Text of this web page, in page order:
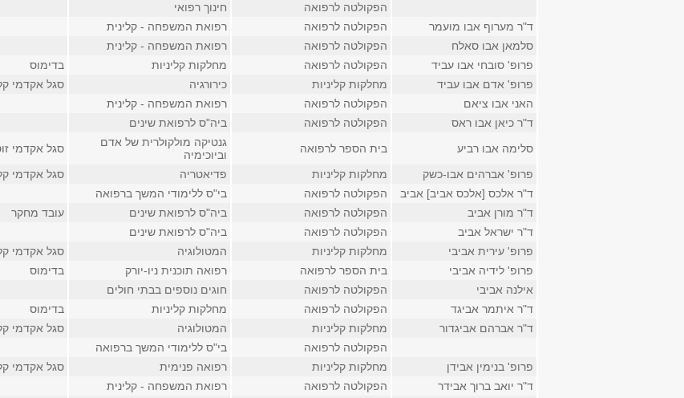
הפקולטה לרפואה
חינוך רפואי
ד"ר מערוף אבו מועמר
הפקולטה לרפואה
רפואת המשפחה - קלינית
סלמאן אבו סאלח
הפקולטה לרפואה
רפואת המשפחה - קלינית
פרופ' סובחי אבו עביד
הפקולטה לרפואה מחלקות קליניות בדימוס
פרופ' אדם אבו עביד
מחלקות קליניות כירורגיה
סגל אקדמי
האני אבו ציאם
הפקולטה לרפואה
רפואת המשפחה - קלינית
ד"ר כיאן אבו ראס
הפקולטה לרפואה
ביה"ס לרפואת שינים
סלימה אבו רביע
בית הספר לרפואה
גנטיקה מולקולרית של אדם
וביוכימיה
סגל אקדמי
פרופ' אברהים אבו-כשק
מחלקות קליניות פדיאטריה סגל אקדמי
ד"ר אלכס [אלכס אביב] אביב
הפקולטה לרפואה בי"ס ללימודי המשך ברפואה
ד"ר מורן אביב
הפקולטה לרפואה ביה"ס לרפואת שינים עובד מחקר
ד"ר ישראל אביב
הפקולטה לרפואה ביה"ס לרפואת שינים
פרופ' עירית אביבי
מחלקות קליניות המטולוגיה
סגל אקדמי
פרופ' לידיה אביבי
בית הספר לרפואה רפואה תוכנית ניו-יורק בדימוס
אילנה אביבי
הפקולטה לרפואה
חוגים נוספים בבתי חולים
ד"ר איתמר אביגד
הפקולטה לרפואה מחלקות קליניות בדימוס
ד"ר אברהם אביגדור
מחלקות קליניות המטולוגיה סגל אקדמי
הפקולטה לרפואה
בי"ס ללימודי המשך ברפואה
פרופ' בנימין אבידן
מחלקות קליניות רפואה פנימית סגל אקדמי
ד"ר יואב ברוך אבידר
הפקולטה לרפואה
רפואת המשפחה - קלינית